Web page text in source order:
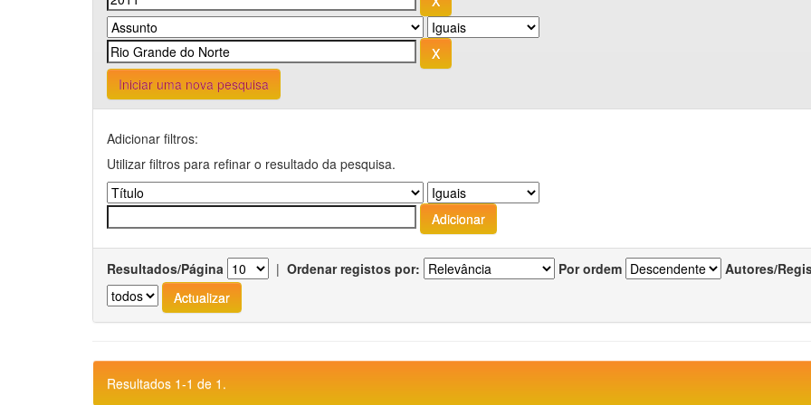
Iniciar uma nova pesquisa
Adicionar filtros:
Utilizar filtros para refinar o resultado da pesquisa.
Resultados/Página | Ordenar registos por: Por ordem Autores/
Resultados 1-1 de 1.